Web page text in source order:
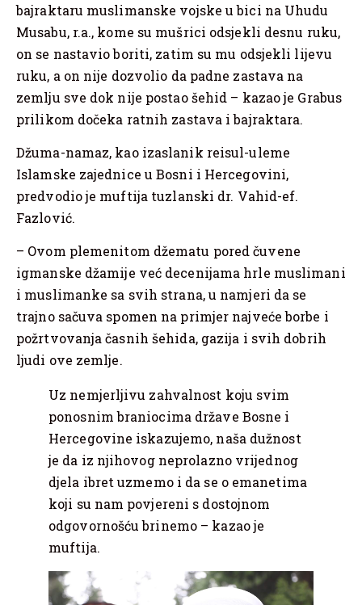
bajraktaru muslimanske vojske u bici na Uhudu
Musabu, r.a., kome su mušrici odsjekli desnu ruku,
on se nastavio boriti, zatim su mu odsjekli lijevu
ruku, a on nije dozvolio da padne zastava na
zemlju sve dok nije postao šehid – kazao je Grabus
prilikom dočeka ratnih zastava i bajraktara.
Džuma-namaz, kao izaslanik reisul-uleme
Islamske zajednice u Bosni i Hercegovini,
predvodio je muftija tuzlanski dr. Vahid-ef.
Fazlović.
– Ovom plemenitom džematu pored čuvene
igmanske džamije već decenijama hrle muslimani
i muslimanke sa svih strana, u namjeri da se
trajno sačuva spomen na primjer najveće borbe i
požrtvovanja časnih šehida, gazija i svih dobrih
ljudi ove zemlje.
Uz nemjerljivu zahvalnost koju svim
ponosnim braniocima države Bosne i
Hercegovine iskazujemo, naša dužnost
je da iz njihovog neprolazno vrijednog
djela ibret uzmemo i da se o emanetima
koji su nam povjereni s dostojnom
odgovornošću brinemo – kazao je
muftija.